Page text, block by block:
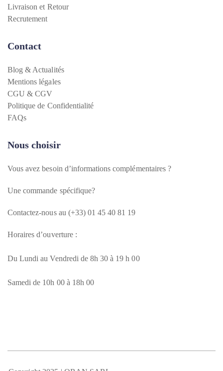
Livraison et Retour
Recrutement
Contact
Blog & Actualités
Mentions légales
CGU & CGV
Politique de Confidentialité
FAQs
Nous choisir
Vous avez besoin d’informations complémentaires ?
Une commande spécifique?
Contactez-nous au (+33) 01 45 40 81 19
Horaires d’ouverture :
Du Lundi au Vendredi de 8h 30 à 19 h 00
Samedi de 10h 00 à 18h 00